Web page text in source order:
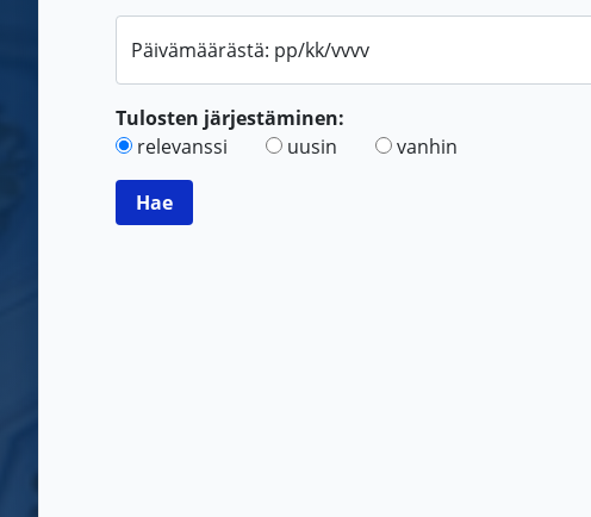
Päivämäärästä: pp/kk/vvvv
Tulosten järjestäminen:
relevanssi
uusin vanhin